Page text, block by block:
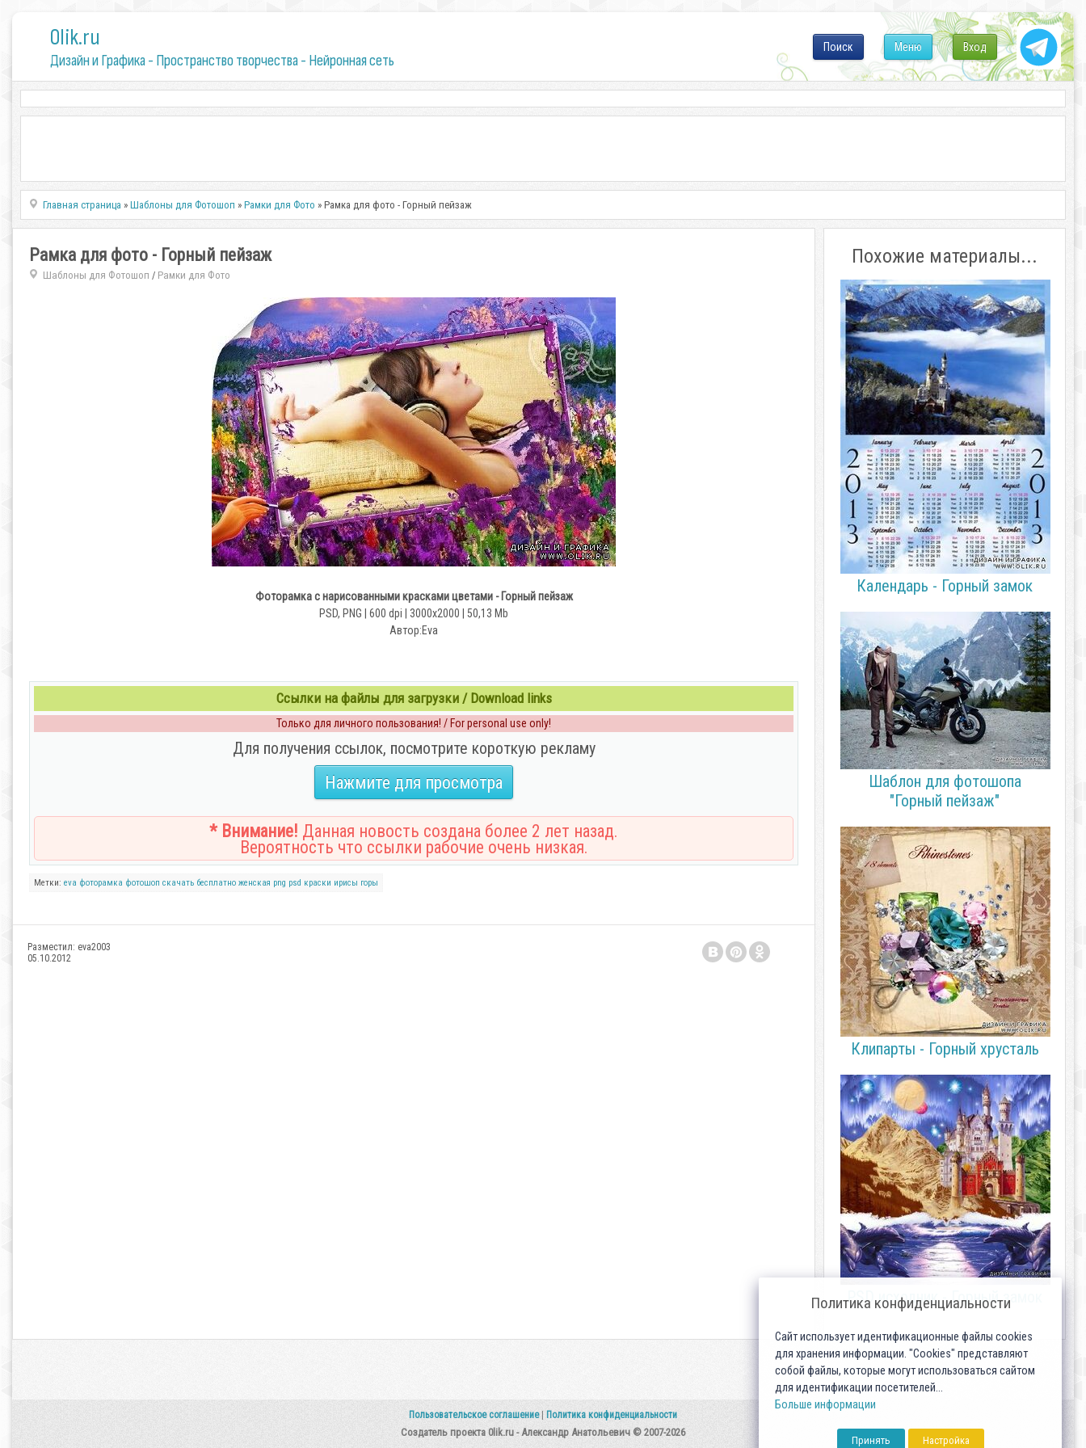
0lik.ru
Дизайн и Графика - Пространство творчества - Нейронная сеть
Вход
Меню
Поиск
Главная страница »Шаблоны для Фотошоп »Рамки для Фото » Рамка для фото - Горный пейзаж
Рамка для фото - Горный пейзаж
Шаблоны для Фотошоп / Рамки для Фото
Фоторамка с нарисованными красками цветами - Горный пейзаж
PSD, PNG | 600 dpi | 3000x2000 | 50,13 Mb
Автор:Eva
Ссылки на файлы для загрузки / Download links
Только для личного пользования! / For personal use only!
Для получения ссылок, посмотрите короткую рекламу
Нажмите для просмотра
* Внимание! Данная новость создана более 2 лет назад.
Вероятность что ссылки рабочие очень низкая.
Метки: eva фоторамка фотошоп скачать бесплатно женская png psd краски ирисы горы
Разместил: eva2003
05.10.2012
Похожие материалы...
Календарь - Горный замок
Шаблон для фотошопа
"Горный пейзаж"
Клипарты - Горный хрусталь
PSD исходник - Горный замок
Пользовательское соглашение Политика конфиденциальности
Создатель проекта 0lik.ru - Александр Анатольевич © 2007-2026
Политика конфиденциальности
Сайт использует идентификационные файлы cookies
для хранения информации. "Cookies" представляют
собой файлы, которые могут использоваться сайтом
для идентификации посетителей...
Больше информации
Принять Настройка